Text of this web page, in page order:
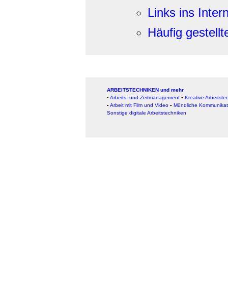
Links ins
Häufig
ARBEITSTECHNIKEN und mehr
▪ Arbeits- und Zeitmanagement ▪ Kreative
▪ Arbeit mit Film und Video ▪ Mündliche
Sonstige digitale Arbeitstechniken